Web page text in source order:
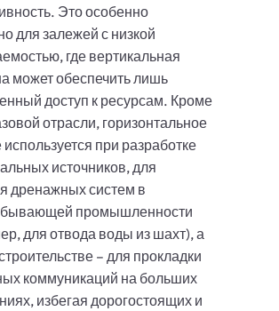
Это особенно
для залежей с низкой
где вертикальная
может обеспечить лишь
доступ к ресурсам. Кроме
отрасли, горизонтальное
при разработке
источников, для
дренажных систем в
промышленности
для отвода воды из шахт), а
– для прокладки
коммуникаций на больших
избегая дорогостоящих и